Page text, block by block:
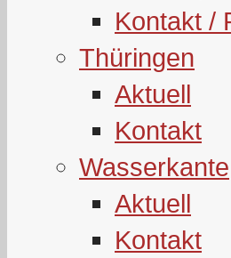
Kontakt /
Thüringen
Aktuell
Kontakt
Wasserkante
Aktuell
Kontakt